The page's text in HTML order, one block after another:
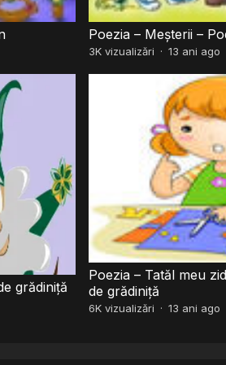
Poezia – Meșterii –
3K vizualizări · 13 ani ago
grădiniță
Poezia – Tatăl meu
de grădiniță
6K vizualizări · 13 ani ago